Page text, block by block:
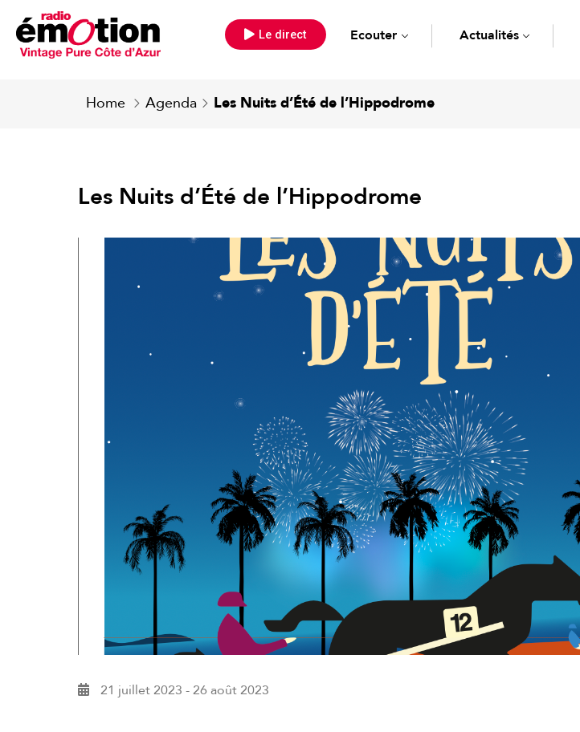
Le direct Ecouter Actualités
Home Agenda Les Nuits d’Été de l’Hippodrome
Les Nuits d’Été de l’Hippodrome
21 juillet 2023 -26 août 2023